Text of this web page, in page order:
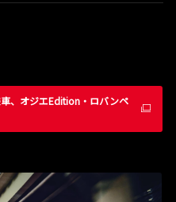
、オジエEdition・ロバンペ